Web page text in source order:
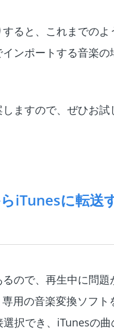
ると、これまでのよ
ンポートする音楽の
ますので、ぜひお試
iTunesに転送
ので、再生中に問題
用の音楽変換ソフト
択でき、iTunesの曲